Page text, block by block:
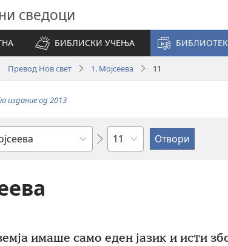
сведоци
БИБЛИСКИ УЧЕЊА
Превод Нов свет 1. Мојсеева 11
издание од 2013
Поглавје
имаше само еден јазик и исти